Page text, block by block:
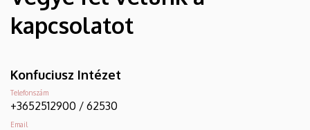
kapcsolatot
Konfuciusz Intézet
Telefonszám
+3652512900 / 62530
Email